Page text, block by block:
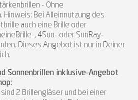
- Ohne
Hinweis: Bei Alleinnutzung des
auch eine Brille oder
, 4Sun- oder SunRay-
Dieses Angebot ist nur in Deiner
Sonnenbrillen inklusive-Angebot
2 Brillengläser und bei einer